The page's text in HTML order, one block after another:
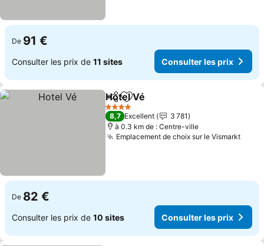
De 91 €
Consulter les prix de 11 sites Consulter les prix
PartagerAjouter à mes favoris
Hotel Vé
4 Étoiles
8,7 Excellent
3 781
à 0.3 km de : Centre-ville
Emplacement de choix sur le Vismarkt
De 82 €
Consulter les prix de 10 sites Consulter les prix